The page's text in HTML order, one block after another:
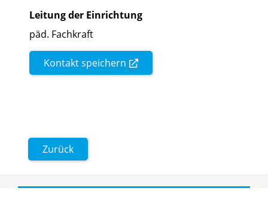
Leitung der Einrichtung
päd. Fachkraft
Kontakt speichern
Zurück